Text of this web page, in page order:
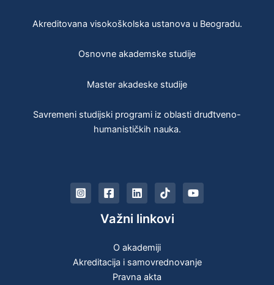
Akreditovana visokoškolska ustanova u Beogradu.
Osnovne akademske studije
Master akadeske studije
Savremeni studijski programi iz oblasti druđtveno-
humanističkih nauka.
Važni linkovi
O akademiji
Akreditacija i samovrednovanje
Pravna akta